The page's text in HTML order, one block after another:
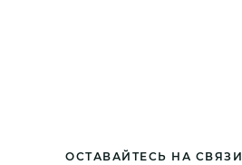
ОСТАВАЙТЕСЬ НА СВЯЗИ